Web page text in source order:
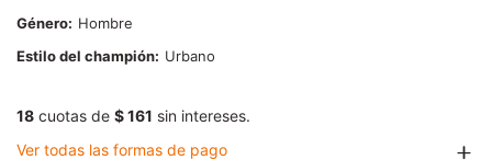
Género
Hombre
Estilo del champión
Urbano
18 cuotas de $ 161 sin intereses.
Ver todas las formas de pago